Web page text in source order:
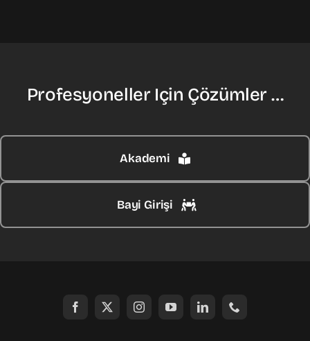
Profesyoneller Için Çözümler …
Akademi
Bayi Girişi